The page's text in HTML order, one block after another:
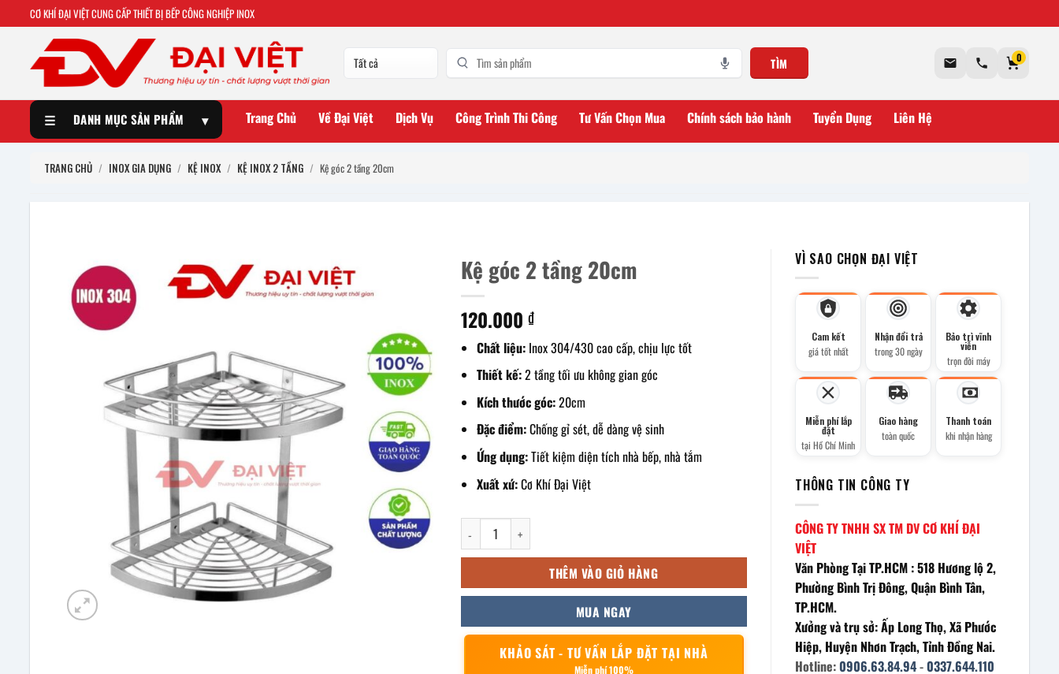
CƠ KHÍ ĐẠI VIỆT CUNG CẤP THIẾT BỊ BẾP CÔNG NGHIỆP INOX
TÌM 0
☰ DANH MỤC SẢN PHẨM ▾ Trang Chủ Về Đại Việt Dịch Vụ Công Trình Thi Công Tư Vấn Chọn Mua Chính sách bảo hành Tuyển Dụng Liên Hệ
TRANG CHỦ / INOX GIA DỤNG / KỆ INOX / KỆ INOX 2 TẦNG / Kệ góc 2 tầng 20cm
Kệ góc 2 tầng 20cm
120.000 ₫
Chất liệu: Inox 304/430 cao cấp, chịu lực tốt
Thiết kế:2 tầng tối ưu không gian góc
Kích thước góc:20cm
Đặc điểm:Chống gỉ sét, dễ dàng vệ sinh
Ứng dụng:Tiết kiệm diện tích nhà bếp, nhà tắm
Xuất xứ:Cơ Khí Đại Việt
Kệ góc 2 tầng 20cm số lượng
THÊM VÀO GIỎ HÀNG
MUA NGAY
KHẢO SÁT - TƯ VẤN LẮP ĐẶT TẠI NHÀ
Miễn phí 100%
VÌ SAO CHỌN ĐẠI VIỆT
Cam kết
giá tốt nhất
Nhận đổi trả
trong 30 ngày
Bảo trì vĩnh
viễn
trọn đời máy
Miễn phí lắp
đặt
tại Hồ Chí Minh
Giao hàng
toàn quốc
Thanh toán
khi nhận hàng
THÔNG TIN CÔNG TY
CÔNG TY TNHH SX TM DV CƠ KHÍ ĐẠI
VIỆT
Văn Phòng Tại TP.HCM : 518 Hương lộ 2,
Phường Bình Trị Đông, Quận Bình Tân,
TP.HCM.
Xưởng và trụ sở: Ấp Long Thọ, Xã Phước
Hiệp, Huyện Nhơn Trạch, Tỉnh Đồng Nai.
Hotline:0906.63.84.94-0337.644.110